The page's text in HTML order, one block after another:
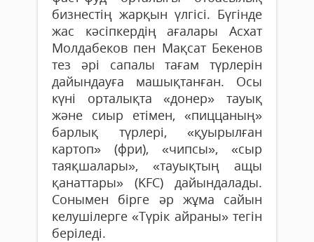
бизнестің жарқын үлгісі. Бүгінде
жас кәсіпкердің аға­лары Асхат
Молдабеков пен Мақсат Бекенов
тез әрі сапалы тағам түрлерін
дайындауға машықтанған. Осы
күні орталықта «донер» та­уық
және сиыр етімен, «пиццаның»
барлық түрлері, «қуырылған
картоп» (фри), «чипсы», «сыр
таяқшалары», «тауықтың ащы
қанаттары» (KFC) дайындалады.
Сонымен бірге әр жұма сайын
келушілерге «Түрік айраны» тегін
беріледі.